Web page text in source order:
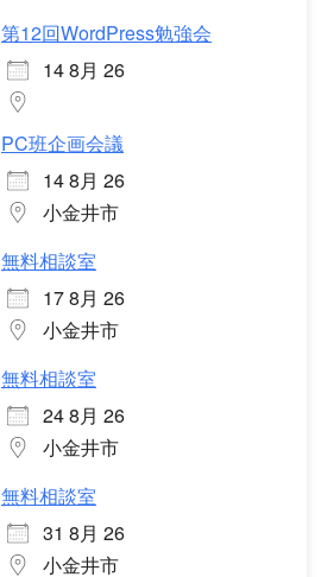
第12回WordPress勉強会
14 8月 26
PC班企画会議
14 8月 26
小金井市
無料相談室
17 8月 26
小金井市
無料相談室
24 8月 26
小金井市
無料相談室
31 8月 26
小金井市